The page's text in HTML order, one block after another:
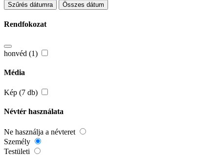
Szűrés dátumra Összes dátum
Rendfokozat
honvéd (1)
Média
Kép (7 db)
Névtér használata
Ne használja a névteret
Személy
Testületi